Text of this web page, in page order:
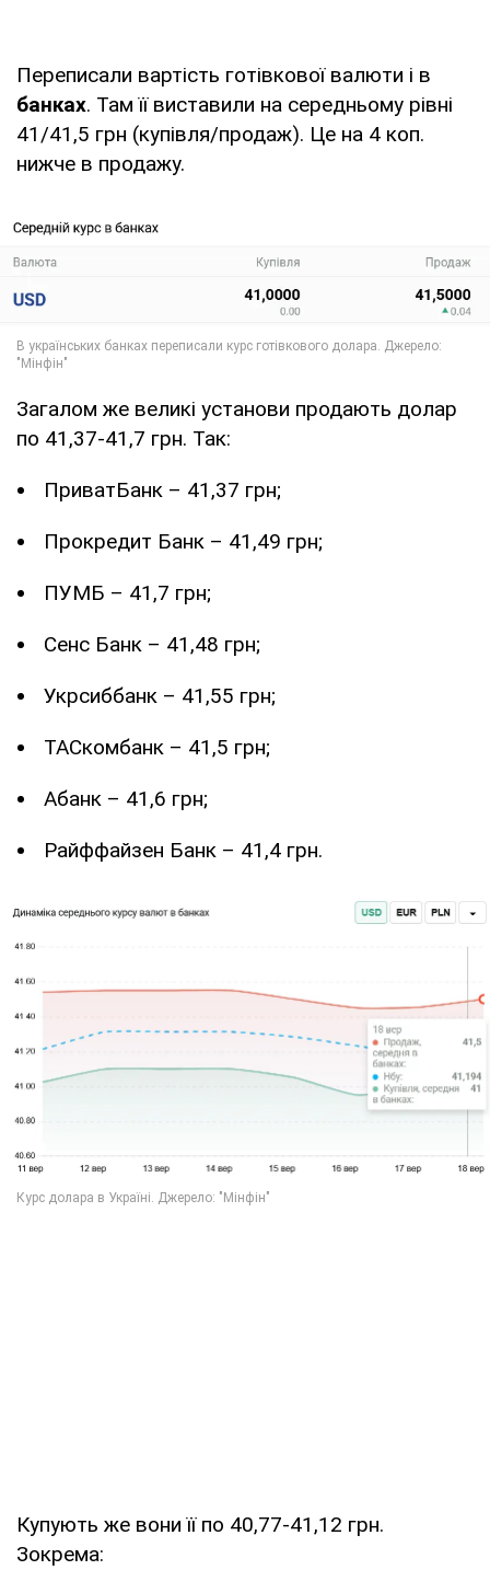
Переписали вартість готівкової валюти і в
банках. Там її виставили на середньому рівні
41/41,5 грн (купівля/продаж). Це на 4 коп.
нижче в продажу.
Загалом же великі установи продають долар
по 41,37-41,7 грн. Так:
ПриватБанк – 41,37 грн;
Прокредит Банк – 41,49 грн;
ПУМБ – 41,7 грн;
Сенс Банк – 41,48 грн;
Укрсиббанк – 41,55 грн;
ТАСкомбанк – 41,5 грн;
Абанк – 41,6 грн;
Райффайзен Банк – 41,4 грн.
Купують же вони її по 40,77-41,12 грн.
Зокрема: